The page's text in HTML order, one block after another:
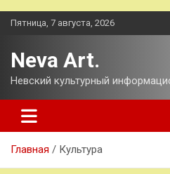
Перейти
Пятница, 7 августа, 2026
Neva Art.
Невский культурный
Главная Культура